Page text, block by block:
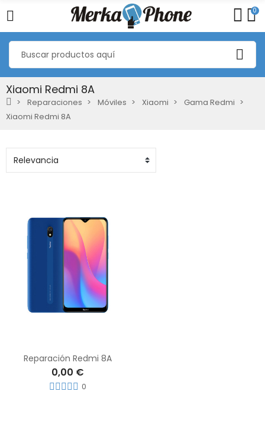
0
Xiaomi Redmi 8A
Reparaciones Móviles Xiaomi
Gama Redmi
Xiaomi Redmi 8A
Reparación Redmi 8A
0,00 €
0